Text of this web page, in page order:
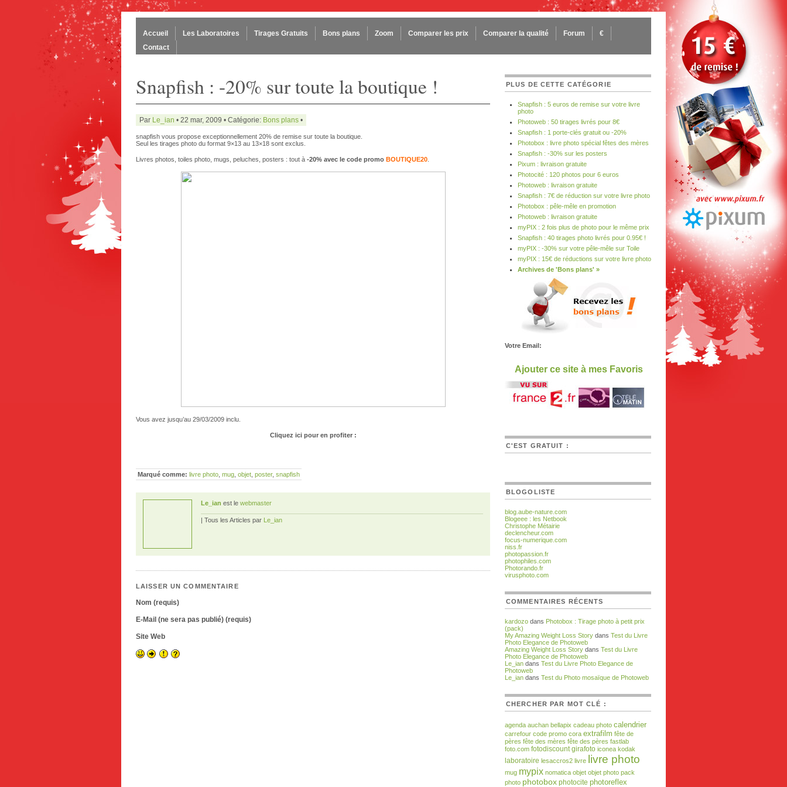
Accueil Les Laboratoires Tirages Gratuits Bons plans Zoom Comparer les prix Comparer la qualité Forum
€
Contact
Snapfish : -20% sur toute la boutique !
Par Le_ian • 22 mar, 2009 • Catégorie: Bons plans •
snapfish vous propose exceptionnellement 20% de remise sur toute la boutique.
Seul les tirages photo du format 9×13 au 13×18 sont exclus.
Livres photos, toiles photo, mugs, peluches, posters : tout à -20% avec le code promo BOUTIQUE20
Vous avez jusqu’au 29/03/2009 inclu.
Cliquez ici pour en profiter :
Marqué comme: livre photo mug objet poster, snapfish
Le_ian est le webmaster
| Tous les Articles par Le_ian
LAISSER UN COMMENTAIRE
Nom (requis)
E-Mail (ne sera pas publié) (requis)
Site Web
PLUS DE CETTE CATÉGORIE
Snapfish : 5 euros de remise sur votre livre
photo
Photoweb : 50 tirages livrés pour 8€
Snapfish : 1 porte-clés gratuit ou -20%
Photobox : livre photo spécial fêtes des mères
Snapfish : -30% sur les posters
Pixum : livraison gratuite
Photocité : 120 photos pour 6 euros
Photoweb : livraison gratuite
Snapfish : 7€ de réduction sur votre livre photo
Photobox : pêle-mêle en promotion
Photoweb : livraison gratuite
myPIX : 2 fois plus de photo pour le même prix
Snapfish : 40 tirages photo livrés pour 0.95€ !
myPIX : -30% sur votre pêle-mêle sur Toile
myPIX : 15€ de réductions sur votre livre photo
Archives de 'Bons plans' »
Votre Email:
Ajouter ce site à mes Favoris
C'EST GRATUIT :
BLOGOLISTE
blog.aube-nature.com
Blogeee : les Netbook
Christophe Métairie
declencheur.com
focus-numerique.com
niss.fr
photopassion.fr
photophiles.com
Photorando.fr
virusphoto.com
COMMENTAIRES RÉCENTS
kardozo dans Photobox : Tirage photo à petit prix
(pack)
My Amazing Weight Loss Story dans Test du Livre
Photo Elegance de Photoweb
Amazing Weight Loss Story dans Test du Livre
Photo Elegance de Photoweb
Le_ian dans Test du Livre Photo Elegance de
Photoweb
Le_ian dans Test du Photo mosaïque de Photoweb
CHERCHER PAR MOT CLÉ :
agenda auchan bellapix cadeau photo calendrier
carrefour code promo cora extrafilm fête de
pères fête des mères fête des pères fastlab
foto.com fotodiscount girafoto iconea kodak
laboratoire lesaccros2 livre livre photo
mug mypix nomatica objet objet photo pack
photo photobox photocite photoreflex